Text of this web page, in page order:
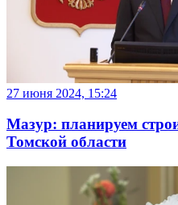
27 июня 2024, 15:24
Мазур: планируем
Томской области